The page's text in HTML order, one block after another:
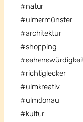
#natur
#ulmermünster
#architektur
#shopping
#richtiglecker
#ulmkreativ
#ulmdonau
#kultur